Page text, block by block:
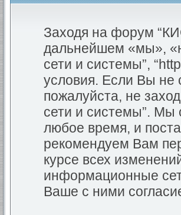
Заходя на форум
дальнейшем «мы»,
сети и системы”,
условия. Если Вы не
пожалуйста, не
сети и системы”. Мы
любое время, и
рекомендуем Вам
курсе всех
информационные
Ваше с ними